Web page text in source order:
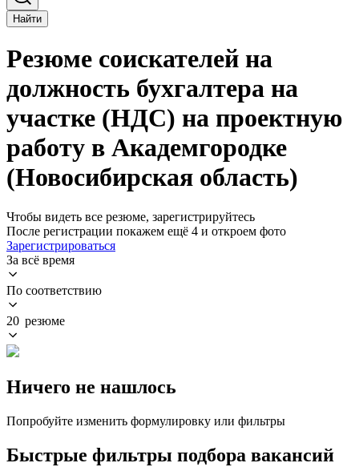
Найти
Резюме соискателей на
должность бухгалтера на
участке (НДС) на проектную
работу в Академгородке
(Новосибирская область)
Чтобы видеть все резюме, зарегистрируйтесь
После регистрации покажем ещё 4 и откроем фото
Зарегистрироваться
За всё время
По соответствию
20 резюме
Ничего не нашлось
Попробуйте изменить формулировку или фильтры
Быстрые фильтры подбора вакансий